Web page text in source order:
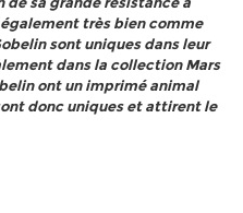
très bien comme
sont uniques dans leur
dans la collection Mars
ont un imprimé animal
donc uniques et attirent le